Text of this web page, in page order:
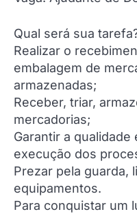
Qual será sua
Realizar o
embalagem de
armazenadas;
Receber, triar,
mercadorias;
Garantir a qualidade
execução dos
Prezar pela guarda,
equipamentos.
Para conquistar um